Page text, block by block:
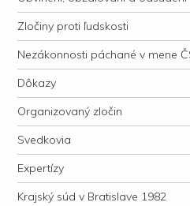
Zločiny proti ľudskosti
Nezákonnosti páchané v mene
Dôkazy
Organizovaný zločin
Svedkovia
Expertízy
Krajský súd v Bratislave 1982